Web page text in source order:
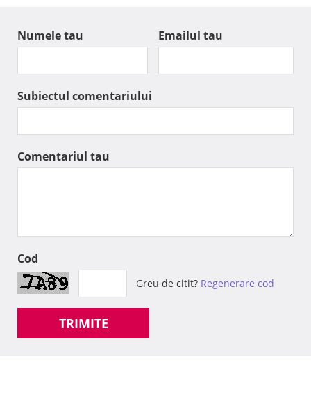
Numele tau Emailul tau
Subiectul comentariului
Comentariul tau
Cod
Greu de citit? Regenerare cod
TRIMITE